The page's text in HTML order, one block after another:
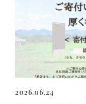
2026.06.24